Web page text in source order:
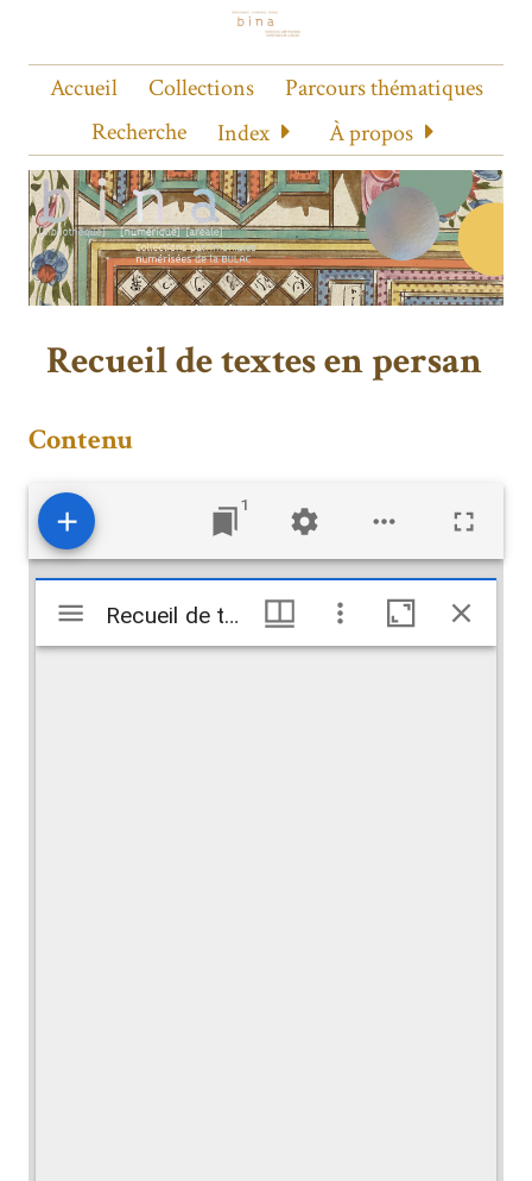
Accueil Collections
Parcours thématiques
Recherche
Index À propos
Recueil de textes en persan
Contenu
1
Visualiseur
Mirador
Recueil de textes en persan
Recueil de textes en persan